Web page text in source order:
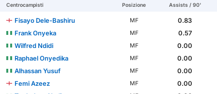
Centrocampisti Posizione Assists / 90'
Fisayo Dele-Bashiru MF
0.83
Frank Onyeka
MF
0.57
Wilfred Ndidi
MF
0.00
Raphael Onyedika
MF
0.00
Alhassan Yusuf
MF
0.00
Femi Azeez
MF
0.00